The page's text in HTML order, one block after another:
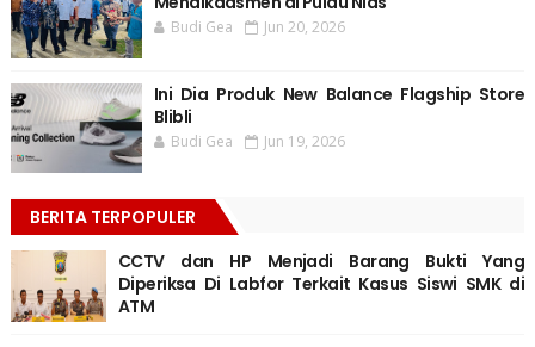
Budi Gea Jun 20, 2026
Ini Dia Produk New Balance Flagship Store
Blibli
Budi Gea Jun 19, 2026
BERITA TERPOPULER
CCTV dan HP Menjadi Barang Bukti Yang
Diperiksa Di Labfor Terkait Kasus Siswi SMK di
ATM